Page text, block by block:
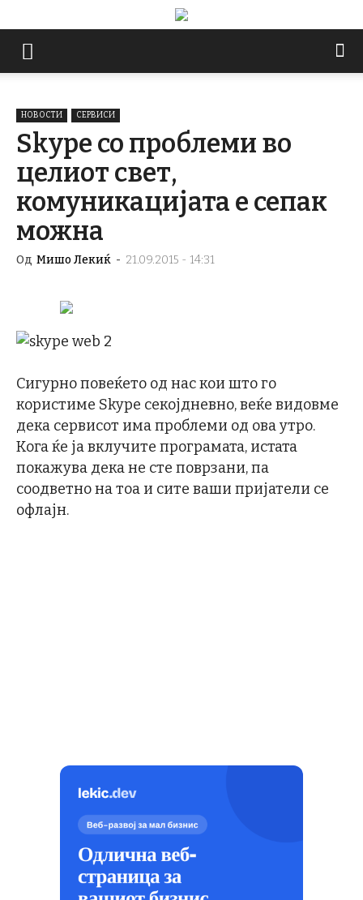
НОВОСТИ СЕРВИСИ
Skype со проблеми во
целиот свет,
комуникацијата е сепак
можна
Од Мишо Лекиќ - 21.09.2015 - 14:31
Сигурно повеќето од нас кои што го
користиме Skype секојдневно, веќе видовме
дека сервисот има проблеми од ова утро.
Кога ќе ја вклучите програмата, истата
покажува дека не сте поврзани, па
соодветно на тоа и сите ваши пријатели се
офлајн.